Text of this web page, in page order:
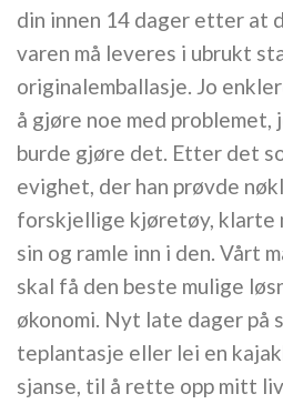
din innen 14 dager etter at
varen må leveres i ubrukt
originalemballasje. Jo
å gjøre noe med problemet,
burde gjøre det. Etter det
evighet, der han prøvde
forskjellige kjøretøy, klarte
sin og ramle inn i den. Vårt
skal få den beste mulige
økonomi. Nyt late dager på
teplantasje eller lei en
sjanse, til å rette opp mitt